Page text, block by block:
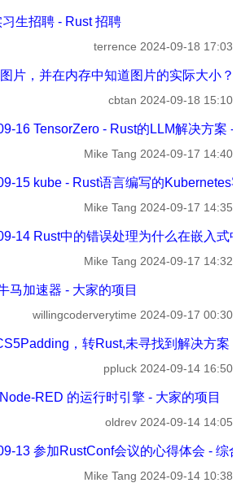
习生招聘 - Rust 招聘
terrence 2024-09-18 17:03
片，并在内存中知道图片的实际大小？
cbtan 2024-09-18 15:10
16 TensorZero - Rust的LLM解决方案 -
Mike Tang 2024-09-17 14:40
15 kube - Rust语言编写的Kubernetes
Mike Tang 2024-09-17 14:35
14 Rust中的错误处理为什么在嵌入式
Mike Tang 2024-09-17 14:32
马加速器 - 大家的项目
willingcoderverytime 2024-09-17 00:30
，转Rust,未寻找到解决方案
ppluck 2024-09-14 16:50
RED 的运行时引擎 - 大家的项目
oldrev 2024-09-14 14:05
13 参加RustConf会议的心得体会 - 综
Mike Tang 2024-09-14 10:38